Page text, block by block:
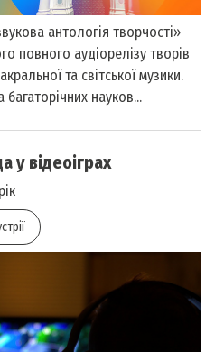
антологія творчості»
повного аудіорелізу творів
та світської музики.
багаторічних науков...
у відеоіграх